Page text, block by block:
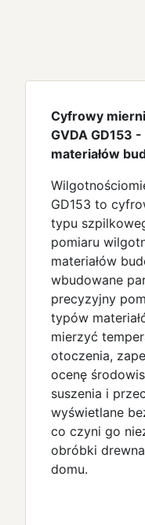
Cyfrowy
GVDA GD153
materiałów
GD153 to
typu
pomiaru
materiałów
wbudowane
precyzyjny
typów
mierzyć
otoczenia,
ocenę
suszenia i
wyświetlane
co czyni go
obróbki
domu.